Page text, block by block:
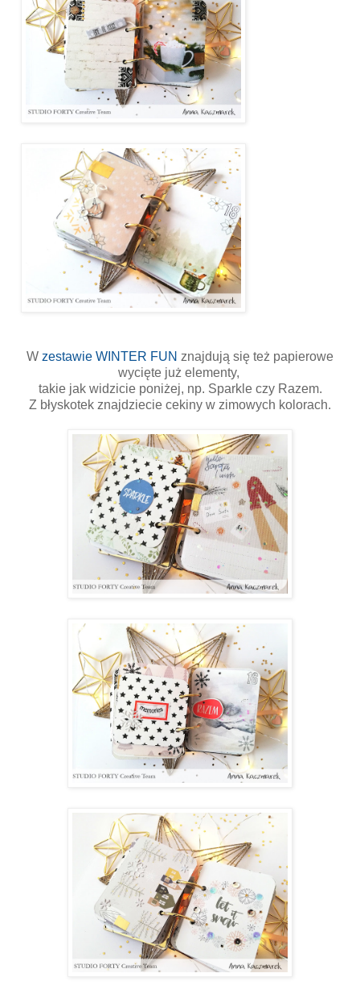
W zestawie WINTER FUN znajdują się też papierowe
wycięte już elementy,
takie jak widzicie poniżej, np. Sparkle czy Razem.
Z błyskotek znajdziecie cekiny w zimowych kolorach.